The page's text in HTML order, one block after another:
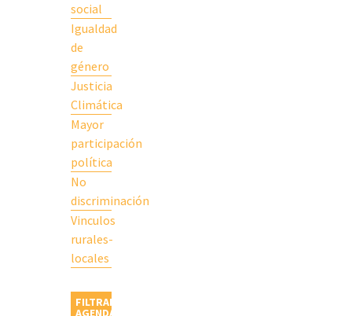
social
Igualdad
de
género
Justicia
Climática
Mayor
participación
política
No
discriminación
Vinculos
rurales-
locales
FILTRAR
AGENDAS